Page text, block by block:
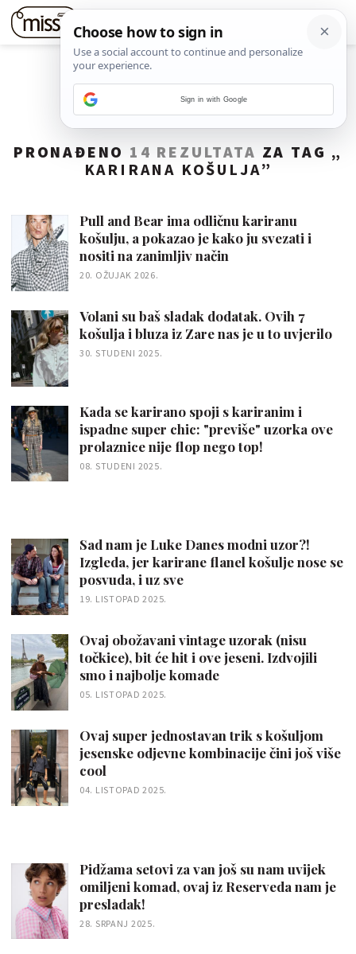
PRONAĐENO 14 REZULTATA ZA TAG „
KARIRANA KOŠULJA”
Pull and Bear ima odličnu kariranu
košulju, a pokazao je kako ju svezati i
nositi na zanimljiv način
20. OŽUJAK 2026.
Volani su baš sladak dodatak. Ovih 7
košulja i bluza iz Zare nas je u to uvjerilo
30. STUDENI 2025.
Kada se karirano spoji s kariranim i
ispadne super chic: "previše" uzorka ove
prolaznice nije flop nego top!
08. STUDENI 2025.
Sad nam je Luke Danes modni uzor?!
Izgleda, jer karirane flanel košulje nose se
posvuda, i uz sve
19. LISTOPAD 2025.
Ovaj obožavani vintage uzorak (nisu
točkice), bit će hit i ove jeseni. Izdvojili
smo i najbolje komade
05. LISTOPAD 2025.
Ovaj super jednostavan trik s košuljom
jesenske odjevne kombinacije čini još više
cool
04. LISTOPAD 2025.
Pidžama setovi za van još su nam uvijek
omiljeni komad, ovaj iz Reserveda nam je
presladak!
28. SRPANJ 2025.
Sign in with Google